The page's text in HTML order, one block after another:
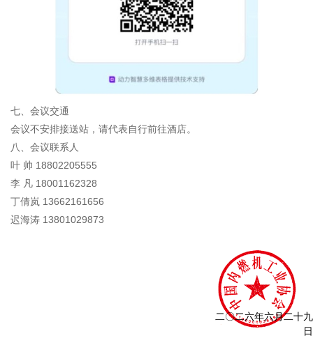
七、会议交通
会议不安排接送站，请代表自行前往酒店。
八、会议联系人
叶 帅 18802205555
李 凡 18001162328
丁倩岚 13662161656
迟海涛 13801029873
二〇二六年六月二十九
日